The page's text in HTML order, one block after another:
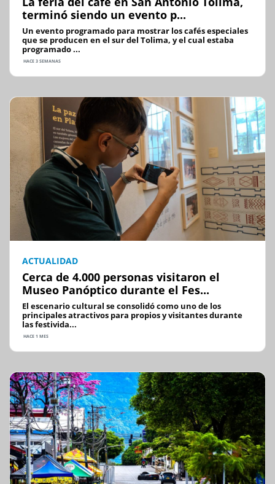
terminó siendo un evento p...
Un evento programado para mostrar los cafés especiales
que se producen en el sur del Tolima, y el cual estaba
programado ...
HACE 3 SEMANAS
ACTUALIDAD
Cerca de 4.000 personas visitaron el
Museo Panóptico durante el Fes...
El escenario cultural se consolidó como uno de los
principales atractivos para propios y visitantes durante
las festivida...
HACE 1 MES